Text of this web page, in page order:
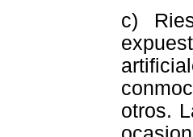
c)
otros.